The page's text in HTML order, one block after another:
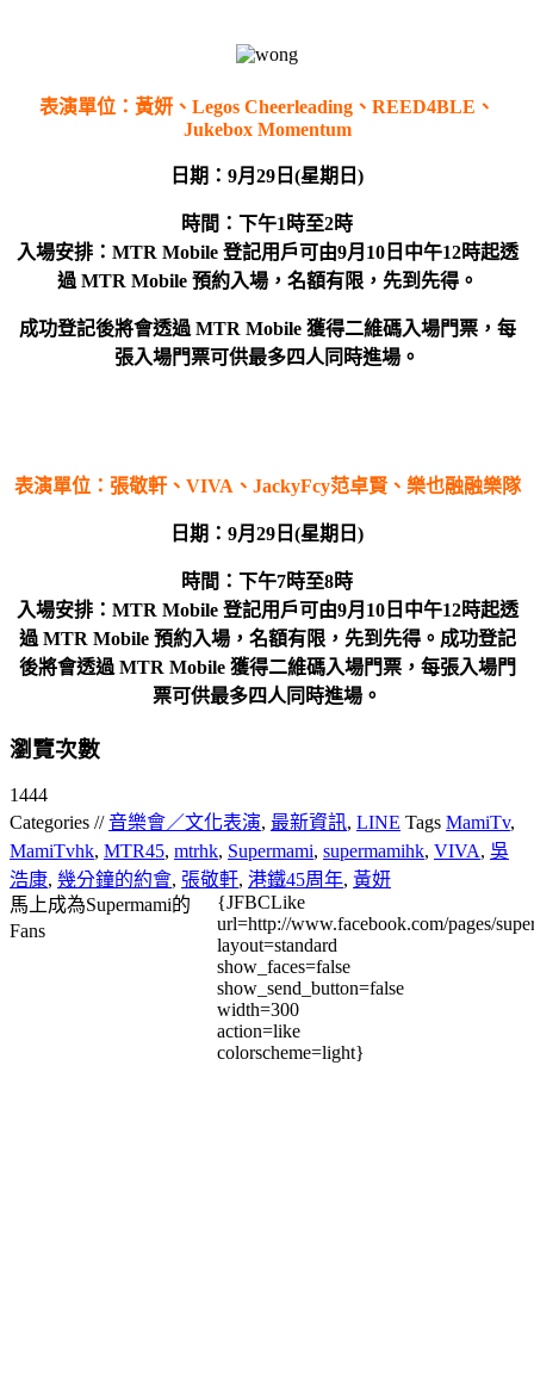
表演單位： 黃妍 、 Legos Cheerleading 、 REED4BLE 、
Jukebox Momentum
日期： 9月29日(星期日)
時間： 下午1 時至2時
入場安排：MTR Mobile 登記用戶可由9月 10日中午12時起透
過MTR Mobile 預約入場，名額有限，先到先得。
成功登記後將會透過MTR Mobile 獲得二維碼入場門票，每
張入場門票可供最多四人同時進場。
表演單位： 張敬軒、 VIVA 、 JackyFcy范卓賢、樂也融融樂隊
日期： 9月29日(星期日)
時間： 下午7時至8時
入場安排：MTR Mobile 登記用戶可由9月 10日中午12時起透
過MTR Mobile 預約入場，名額有限，先到先得。成功登記
後將會透過MTR Mobile 獲得二維碼入場門票，每張入場門
票可供最多四人同時進場。
瀏覽次數
1444
Categories //音樂會／文化表演, 最新資訊, LINE Tags MamiTv,
MamiTvhk, MTR45, mtrhk, Supermami, supermamihk, VIVA, 吳
浩康, 幾分鐘的約會, 張敬軒, 港鐵45周年, 黃妍
馬上成為Supermami的
Fans
{JFBCLike
url=http://www.facebook.com/pages/
layout=standard
show_faces=false
show_send_button=false
width=300
action=like
colorscheme=light}